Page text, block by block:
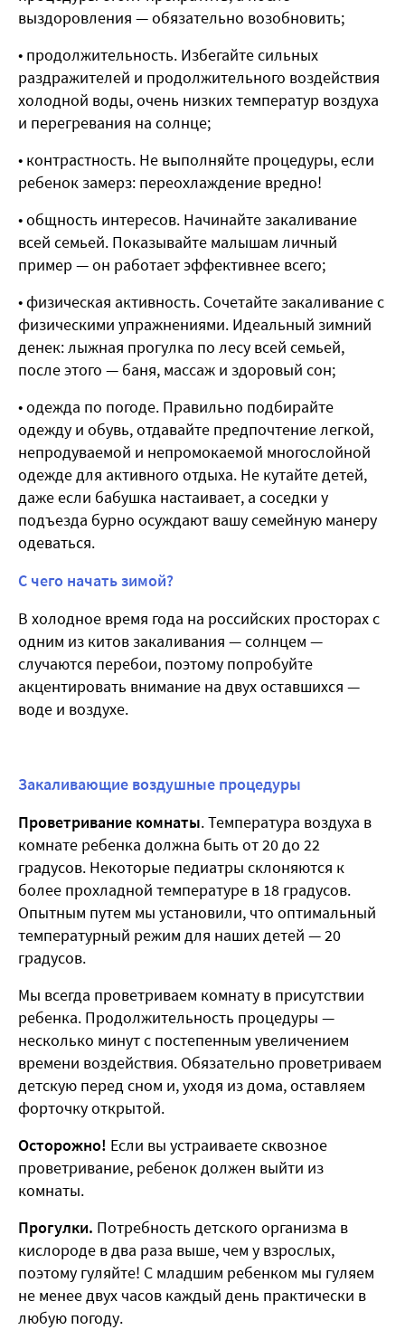
выздоровления — обязательно возобновить;
• продолжительность. Избегайте сильных
раздражителей и продолжительного воздействия
холодной воды, очень низких температур воздуха
и перегревания на солнце;
• контрастность. Не выполняйте процедуры, если
ребенок замерз: переохлаждение вредно!
• общность интересов. Начинайте закаливание
всей семьей. Показывайте малышам личный
пример — он работает эффективнее всего;
• физическая активность. Сочетайте закаливание с
физическими упражнениями. Идеальный зимний
денек: лыжная прогулка по лесу всей семьей,
после этого — баня, массаж и здоровый сон;
• одежда по погоде. Правильно подбирайте
одежду и обувь, отдавайте предпочтение легкой,
непродуваемой и непромокаемой многослойной
одежде для активного отдыха. Не кутайте детей,
даже если бабушка настаивает, а соседки у
подъезда бурно осуждают вашу семейную манеру
одеваться.
С чего начать зимой?
В холодное время года на российских просторах с
одним из китов закаливания — солнцем —
случаются перебои, поэтому попробуйте
акцентировать внимание на двух оставшихся —
воде и воздухе.
Закаливающие воздушные процедуры
Проветривание комнаты. Температура воздуха в
комнате ребенка должна быть от 20 до 22
градусов. Некоторые педиатры склоняются к
более прохладной температуре в 18 градусов.
Опытным путем мы установили, что оптимальный
температурный режим для наших детей — 20
градусов.
Мы всегда проветриваем комнату в присутствии
ребенка. Продолжительность процедуры —
несколько минут с постепенным увеличением
времени воздействия. Обязательно проветриваем
детскую перед сном и, уходя из дома, оставляем
форточку открытой.
Осторожно! Если вы устраиваете сквозное
проветривание, ребенок должен выйти из
комнаты.
Прогулки. Потребность детского организма в
кислороде в два раза выше, чем у взрослых,
поэтому гуляйте! С младшим ребенком мы гуляем
не менее двух часов каждый день практически в
любую погоду.